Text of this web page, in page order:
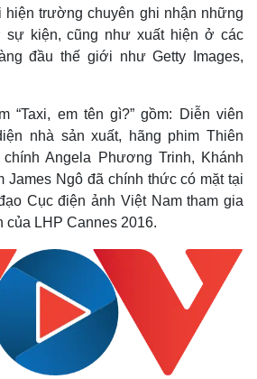
hiện trường chuyên ghi nhận những
sự kiện, cũng như xuất hiện ở các
đầu thế giới như Getty Images,
“Taxi, em tên gì?” gồm: Diễn viên
nhà sản xuất, hãng phim Thiên
Angela Phương Trinh, Khánh
James Ngô đã chính thức có mặt tại
Cục điện ảnh Việt Nam tham gia
của LHP Cannes 2016.